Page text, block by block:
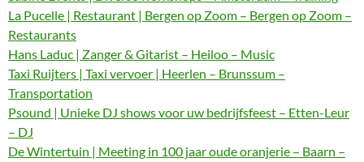
La Pucelle | Restaurant | Bergen op Zoom – Bergen op Zoom –
Restaurants
Hans Laduc | Zanger & Gitarist – Heiloo – Music
Taxi Ruijters | Taxi vervoer | Heerlen – Brunssum –
Transportation
Psound | Unieke DJ shows voor uw bedrijfsfeest – Etten-Leur
– DJ
De Wintertuin | Meeting in 100 jaar oude oranjerie – Baarn –